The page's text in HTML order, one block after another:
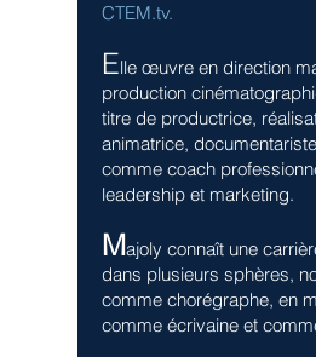
CTEM.tv.
Elle œuvre en direction
production
titre de productrice,
animatrice,
comme coach
leadership et marketing.
Majoly connaît une
dans plusieurs sphères,
comme chorégraphe, en
comme écrivaine et